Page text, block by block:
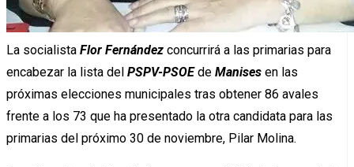
La socialista Flor Fernández concurrirá a las primarias para
encabezar la lista del PSPV-PSOEde Manises en las
próximas elecciones municipales tras obtener 86 avales
frente a los 73 que ha presentado la otra candidata para las
primarias del próximo 30 de noviembre, Pilar Molina.